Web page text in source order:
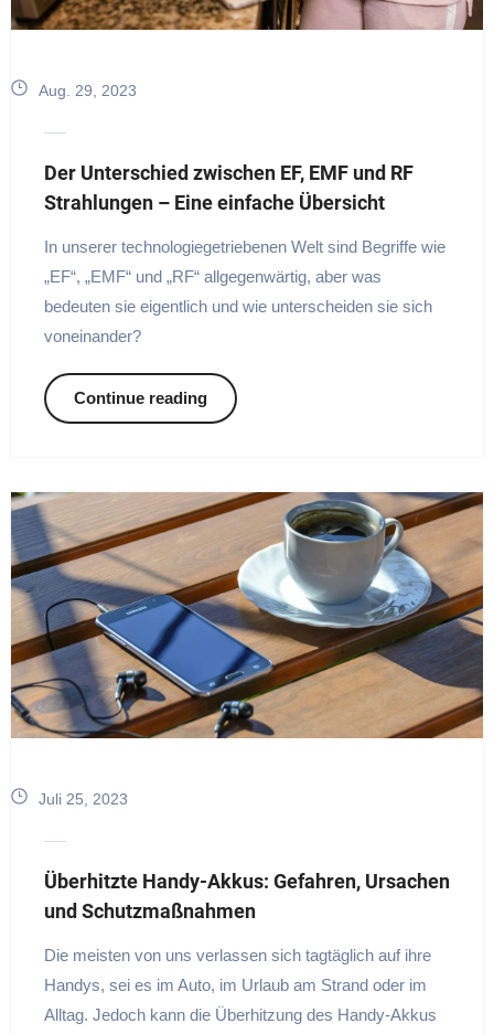
Aug. 29, 2023
Der Unterschied zwischen EF, EMF und RF
Strahlungen – Eine einfache Übersicht
In unserer technologiegetriebenen Welt sind Begriffe wie
„EF“, „EMF“ und „RF“ allgegenwärtig, aber was
bedeuten sie eigentlich und wie unterscheiden sie sich
voneinander?
Continue reading
Juli 25, 2023
Überhitzte Handy-Akkus: Gefahren, Ursachen
und Schutzmaßnahmen
Die meisten von uns verlassen sich tagtäglich auf ihre
Handys, sei es im Auto, im Urlaub am Strand oder im
Alltag. Jedoch kann die Überhitzung des Handy-Akkus